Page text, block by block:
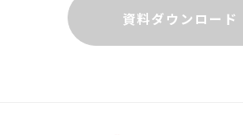
資料ダウンロード